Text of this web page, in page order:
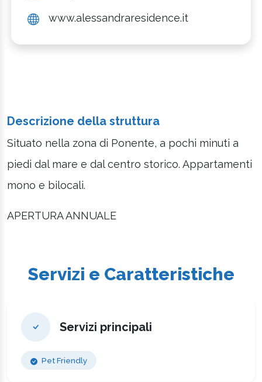
www.alessandraresidence.it
Descrizione della struttura
Situato nella zona di Ponente, a pochi minuti a
piedi dal mare e dal centro storico. Appartamenti
mono e bilocali.
APERTURA ANNUALE
Servizi e Caratteristiche
Servizi principali
Pet Friendly